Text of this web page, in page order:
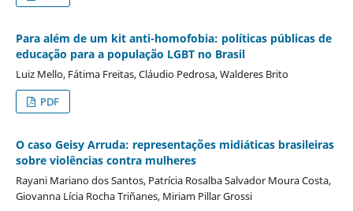
Para além de um kit anti-homofobia: políticas públicas de
educação para a população LGBT no Brasil
Luiz Mello, Fátima Freitas, Cláudio Pedrosa, Walderes Brito
PDF
O caso Geisy Arruda: representações midiáticas brasileiras
sobre violências contra mulheres
Rayani Mariano dos Santos, Patrícia Rosalba Salvador Moura Costa,
Giovanna Lícia Rocha Triñanes, Miriam Pillar Grossi